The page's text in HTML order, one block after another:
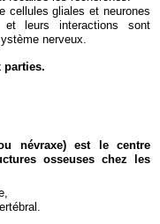
cellules gliales et neurones
leurs interactions sont
nerveux.
parties.
névraxe) est le centre
osseuses chez les